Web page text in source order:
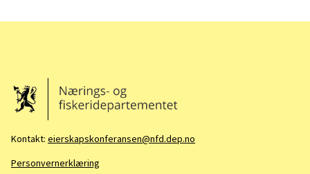
Kontakt: eierskapskonferansen@nfd.dep.no
Personvernerklæring